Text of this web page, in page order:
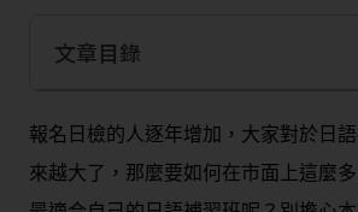
文章目錄
報名日檢的人逐年增加，大家對於日
來越大了，那麼要如何在市面上這麼